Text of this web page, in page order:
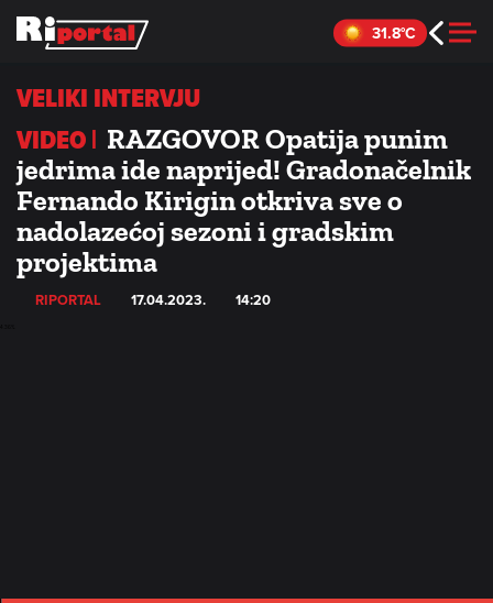
Skip
31.8°C
VELIKI INTERVJU
VIDEO | RAZGOVOR Opatija punim
jedrima ide naprijed! Gradonačelnik
Fernando Kirigin otkriva sve o
nadolazećoj sezoni i gradskim
projektima
RIPORTAL 17.04.2023. 14:20